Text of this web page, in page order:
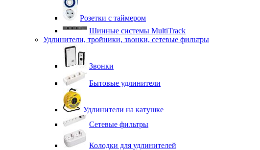
Розетки с таймером
Шинные системы MultiTrack
Удлинители, тройники, звонки, сетевые фильтры
Звонки
Бытовые удлинители
Удлинители на катушке
Сетевые фильтры
Колодки для удлинителей